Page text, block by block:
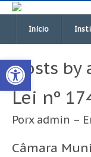
Open toolbar
Início
Posts by
Lei nº
Porx admin –
Câmara